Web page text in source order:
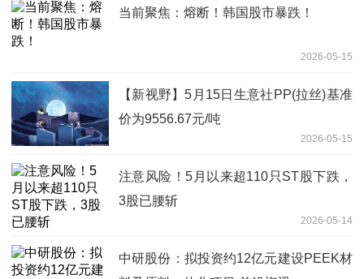
当前聚焦：熔断！韩国股市暴跌！
2026-05-15
【新视野】5月15日生意社PP(拉丝)基准
价为9556.67元/吨
2026-05-15
注意风险！5月以来超110只ST股下跌，
3股已腰斩
2026-05-14
中研股份：拟投资约12亿元建设PEEK材